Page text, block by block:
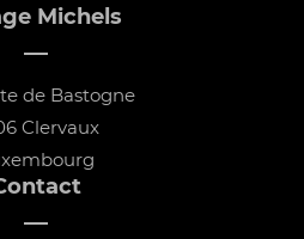
Michels
de Bastogne
Clervaux